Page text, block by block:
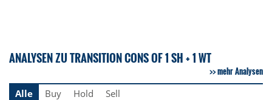
ANALYSEN ZU TRANSITION CONS OF 1 SH + 1 WT
mehr Analysen
Alle
Buy Hold Sell